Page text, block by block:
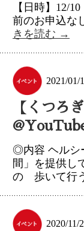
【日時】12/
前のお申込な
きを読む →
2021/01/
【くつろ
◎内容 ヘルシ
間」を提供し
の 歩いて行
2020/11/